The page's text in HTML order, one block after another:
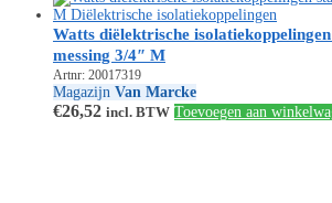
Watts diëlektrische
messing 3/4″ M
Artnr: 20017319
Magazijn Van Marcke
€26,52 incl. BTW Toevoegen aan